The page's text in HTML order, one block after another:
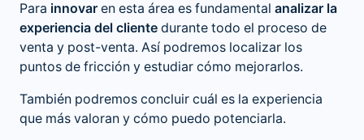
Para innovar en esta área es fundamental analizar la
experiencia del cliente durante todo el proceso de
venta y post-venta. Así podremos localizar los
puntos de fricción y estudiar cómo mejorarlos.
También podremos concluir cuál es la experiencia
que más valoran y cómo puedo potenciarla.